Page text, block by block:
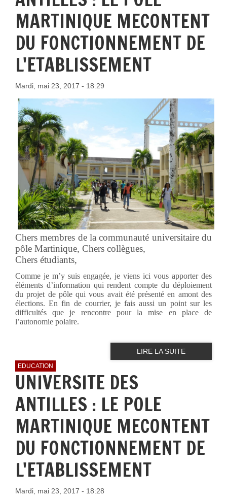
MARTINIQUE MECONTENT
DU FONCTIONNEMENT DE
L'ETABLISSEMENT
Mardi, mai 23, 2017 - 18:29
Chers membres de la communauté universitaire du
pôle Martinique, Chers collègues,
Chers étudiants,
Comme je m’y suis engagée, je viens ici vous apporter des
éléments d’information qui rendent compte du déploiement
du projet de pôle qui vous avait été présenté en amont des
élections. En fin de courrier, je fais aussi un point sur les
difficultés que je rencontre pour la mise en place de
l’autonomie polaire.
LIRE LA SUITE
EDUCATION
UNIVERSITE DES
ANTILLES : LE POLE
MARTINIQUE MECONTENT
DU FONCTIONNEMENT DE
L'ETABLISSEMENT
Mardi, mai 23, 2017 - 18:28